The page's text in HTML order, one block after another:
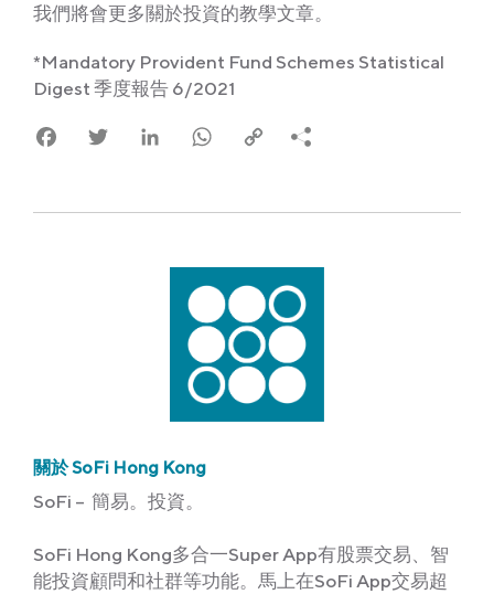
我們將會更多關於投資的教學文章。
*Mandatory Provident Fund Schemes Statistical
Digest 季度報告 6/2021
FacebookTwitter LinkedInWhatsApp
Copy
關於 SoFi Hong Kong
SoFi – 簡易。投資。
SoFi Hong Kong多合一Super App有股票交易、智
能投資顧問和社群等功能。馬上在SoFi App交易超